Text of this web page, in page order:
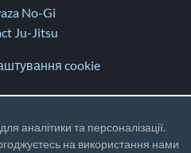
аналітики та персоналізації.
на використання нами
No-Gi
Ju-Jitsu
cookie
з нами
оновлення